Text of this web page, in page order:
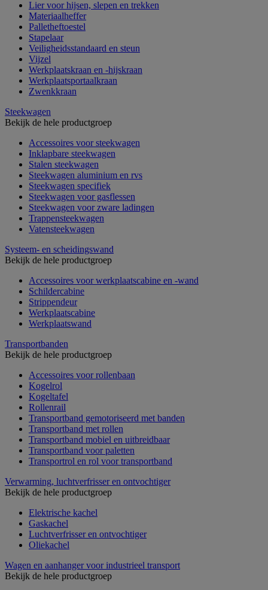
Lier voor hijsen, slepen en trekken
Materiaalheffer
Palletheftoestel
Stapelaar
Veiligheidsstandaard en steun
Vijzel
Werkplaatskraan en -hijskraan
Werkplaatsportaalkraan
Zwenkkraan
Steekwagen
Bekijk de hele productgroep
Accessoires voor steekwagen
Inklapbare steekwagen
Stalen steekwagen
Steekwagen aluminium en rvs
Steekwagen specifiek
Steekwagen voor gasflessen
Steekwagen voor zware ladingen
Trappensteekwagen
Vatensteekwagen
Systeem- en scheidingswand
Bekijk de hele productgroep
Accessoires voor werkplaatscabine en -wand
Schildercabine
Strippendeur
Werkplaatscabine
Werkplaatswand
Transportbanden
Bekijk de hele productgroep
Accessoires voor rollenbaan
Kogelrol
Kogeltafel
Rollenrail
Transportband gemotoriseerd met banden
Transportband met rollen
Transportband mobiel en uitbreidbaar
Transportband voor paletten
Transportrol en rol voor transportband
Verwarming, luchtverfrisser en ontvochtiger
Bekijk de hele productgroep
Elektrische kachel
Gaskachel
Luchtverfrisser en ontvochtiger
Oliekachel
Wagen en aanhanger voor industrieel transport
Bekijk de hele productgroep